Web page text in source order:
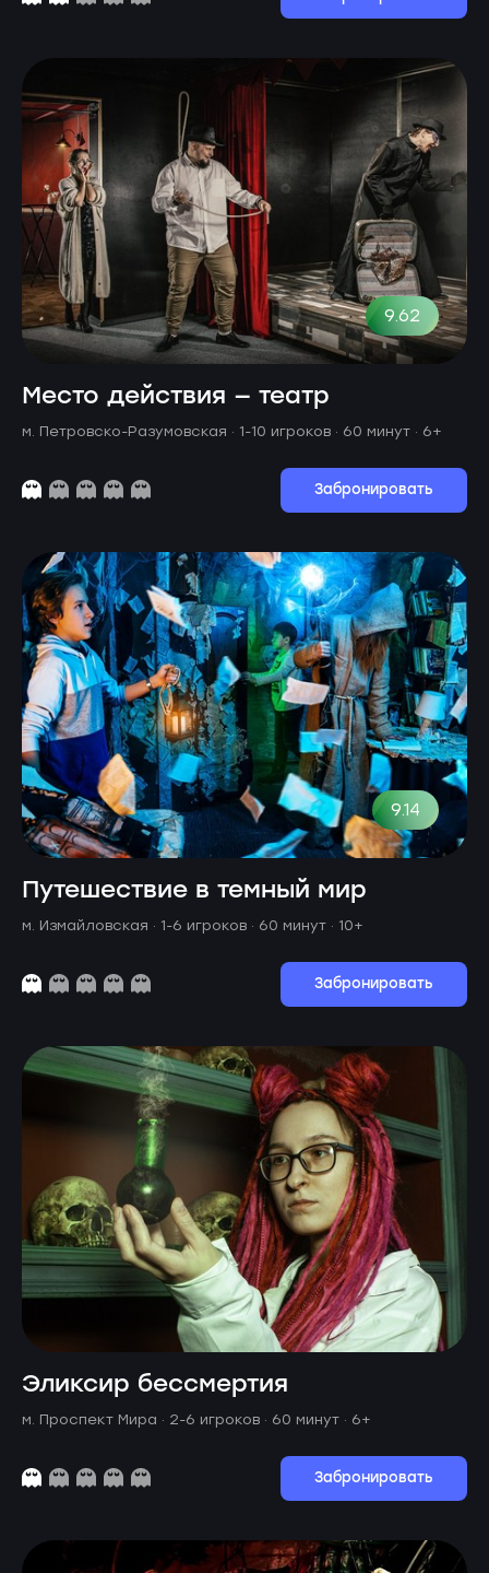
9.62
Место действия — театр
м. Петровско-Разумовская · 1-10 игроков · 60 минут · 6+
Забронировать
9.14
Путешествие в темный мир
м. Измайловская · 1-6 игроков · 60 минут · 10+
Забронировать
Эликсир бессмертия
м. Проспект Мира · 2-6 игроков · 60 минут · 6+
Забронировать